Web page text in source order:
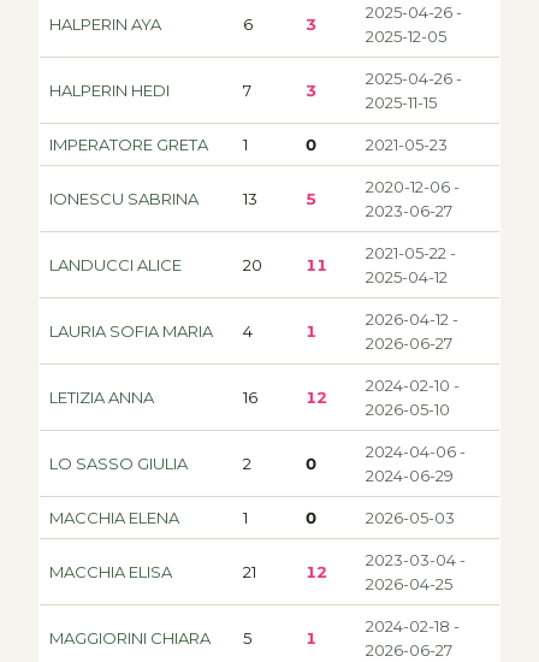
HALPERIN AYA 6 3
2025-04-26 -
2025-12-05
HALPERIN HEDI 7 3
2025-04-26 -
2025-11-15
IMPERATORE GRETA 1 0 2021-05-23
IONESCU SABRINA 13 5
2020-12-06 -
2023-06-27
LANDUCCI ALICE 20 11
2021-05-22 -
2025-04-12
LAURIA SOFIA MARIA 4 1
2026-04-12 -
2026-06-27
LETIZIA ANNA 16 12
2024-02-10 -
2026-05-10
LO SASSO GIULIA 2 0
2024-04-06 -
2024-06-29
MACCHIA ELENA 1 0 2026-05-03
MACCHIA ELISA 21 12
2023-03-04 -
2026-04-25
MAGGIORINI CHIARA 5 1
2024-02-18 -
2026-06-27